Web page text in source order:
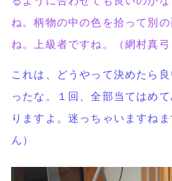
ね。柄物の中の色を拾って別
ね。上級者ですね。（網村真弓
これは、どうやって決めたら
ったな。１回、全部当てはめ
りますよ。迷っちゃいますね
ん）